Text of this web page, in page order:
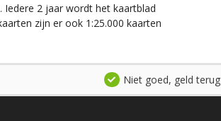
Iedere 2 jaar wordt het kaartblad
zijn er ook 1:25.000 kaarten
Niet goed, geld terug